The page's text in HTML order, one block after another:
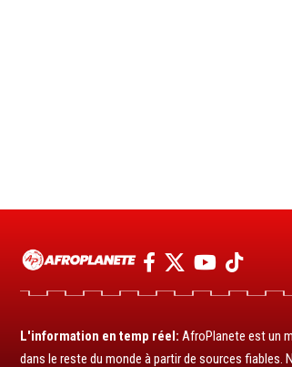
L'information en temp réel: AfroPlanete est un
dans le reste du monde à partir de sources